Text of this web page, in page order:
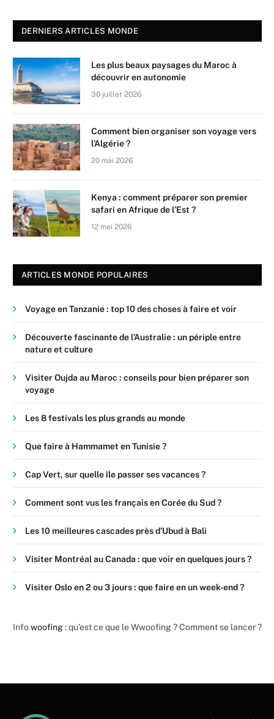
DERNIERS ARTICLES MONDE
Les plus beaux paysages du Maroc à
découvrir en autonomie
30 juillet 2026
Comment bien organiser son voyage vers
l’Algérie ?
20 mai 2026
Kenya : comment préparer son premier
safari en Afrique de l’Est ?
12 mai 2026
ARTICLES MONDE POPULAIRES
Voyage en Tanzanie : top 10 des choses à faire et voir
Découverte fascinante de l’Australie : un périple entre
nature et culture
Visiter Oujda au Maroc : conseils pour bien préparer son
voyage
Les 8 festivals les plus grands au monde
Que faire à Hammamet en Tunisie ?
Cap Vert, sur quelle île passer ses vacances ?
Comment sont vus les français en Corée du Sud ?
Les 10 meilleures cascades près d’Ubud à Bali
Visiter Montréal au Canada : que voir en quelques jours ?
Visiter Oslo en 2 ou 3 jours : que faire en un week-end ?
Infowoofing: qu’est ce que le Wwoofing ? Comment se lancer ?